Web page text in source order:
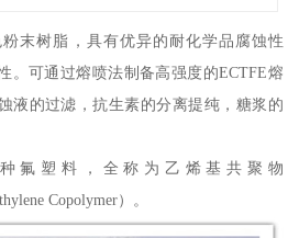
末树脂，具有优异的耐化学品腐蚀性
。可通过熔喷法制备高强度的ECTFE熔
液的过滤，抗生素的分离提纯，糖浆的
氟塑料，全称为乙烯基共聚物
Copolymer）。